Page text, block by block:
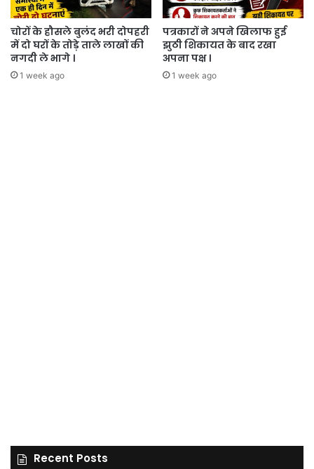
चोरों के हौसले बुलंद भरी दोपहरी
में दो घरों के तोड़े ताले लाखों की
नगदी ले भागे ।
1 week ago
पत्रकारों ने अपने खिलाफ हुई
झुठी शिकायत के बाद रखा
अपना पक्ष ।
1 week ago
Recent Posts